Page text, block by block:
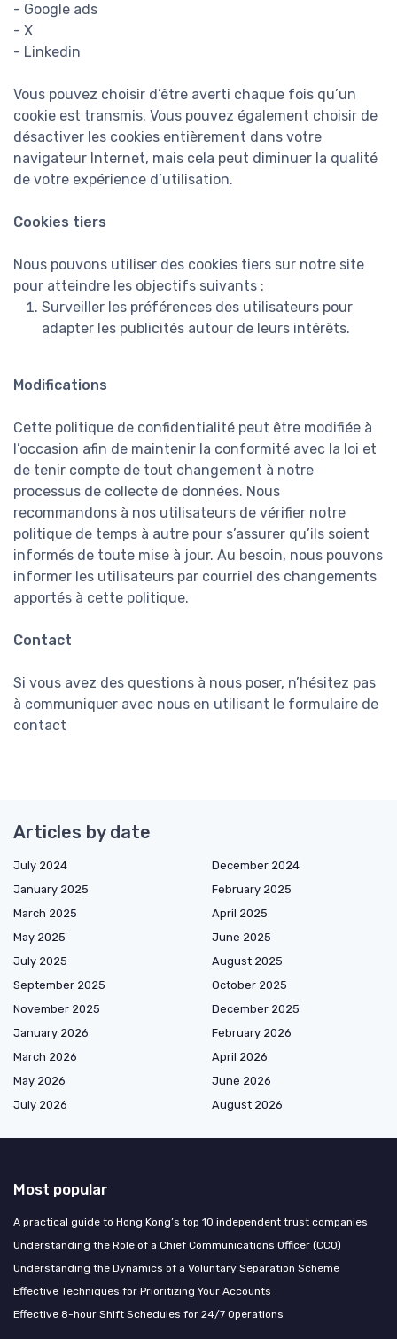
- Google ads
- X
- Linkedin
Vous pouvez choisir d’être averti chaque fois qu’un
cookie est transmis. Vous pouvez également choisir de
désactiver les cookies entièrement dans votre
navigateur Internet, mais cela peut diminuer la qualité
de votre expérience d’utilisation.
Cookies tiers
Nous pouvons utiliser des cookies tiers sur notre site
pour atteindre les objectifs suivants :
Surveiller les préférences des utilisateurs pour
adapter les publicités autour de leurs intérêts.
Modifications
Cette politique de confidentialité peut être modifiée à
l’occasion afin de maintenir la conformité avec la loi et
de tenir compte de tout changement à notre
processus de collecte de données. Nous
recommandons à nos utilisateurs de vérifier notre
politique de temps à autre pour s’assurer qu’ils soient
informés de toute mise à jour. Au besoin, nous pouvons
informer les utilisateurs par courriel des changements
apportés à cette politique.
Contact
Si vous avez des questions à nous poser, n’hésitez pas
à communiquer avec nous en utilisant le formulaire de
contact
Articles by date
July 2024
December 2024
January 2025
February 2025
March 2025
April 2025
May 2025
June 2025
July 2025
August 2025
September 2025
October 2025
November 2025
December 2025
January 2026
February 2026
March 2026
April 2026
May 2026
June 2026
July 2026
August 2026
Most popular
A practical guide to Hong Kong’s top 10 independent trust companies
Understanding the Role of a Chief Communications Officer (CCO)
Understanding the Dynamics of a Voluntary Separation Scheme
Effective Techniques for Prioritizing Your Accounts
Effective 8-hour Shift Schedules for 24/7 Operations